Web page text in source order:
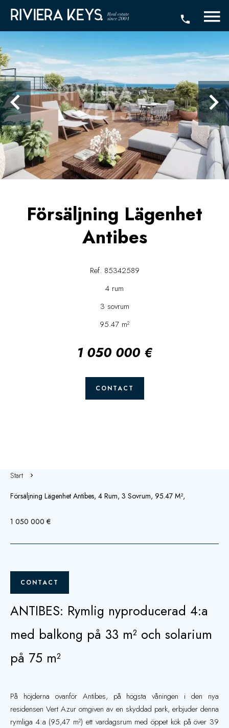
Försäljning Lägenhet
Antibes
Ref. 85342589
4 rum
3 sovrum
95.47 m²
1 050 000 €
CONTACT
Start
Försäljning Lägenhet Antibes, 4 Rum, 3 Sovrum, 95.47 M²,
1 050 000 €
CONTACT
ANTIBES: Rymlig nyproducerad 4:a
med balkong på 33 m² och solarium
på 75 m²
På höjderna ovanför Antibes, på högsta våningen i den nya
residensen Vert Azur omgiven av en skyddad park, erbjuder denna
rymliga 4:a (95,47 m²) ett vardagsrum med öppet kök på över 39